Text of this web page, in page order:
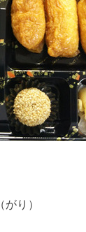
り）